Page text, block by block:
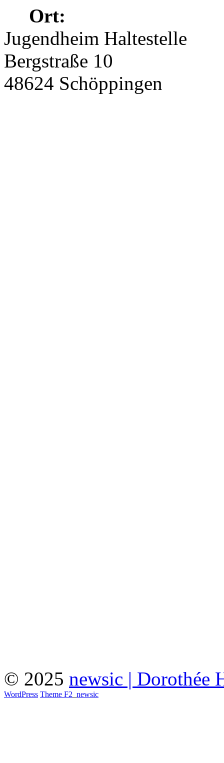
Ort:
Jugendheim Haltestelle
Bergstraße 10
48624 Schöppingen
© 2025 newsic | Dorothée
WordPress Theme F2 newsic